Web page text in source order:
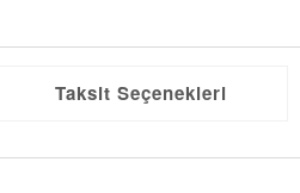
Taksit Seçenekleri